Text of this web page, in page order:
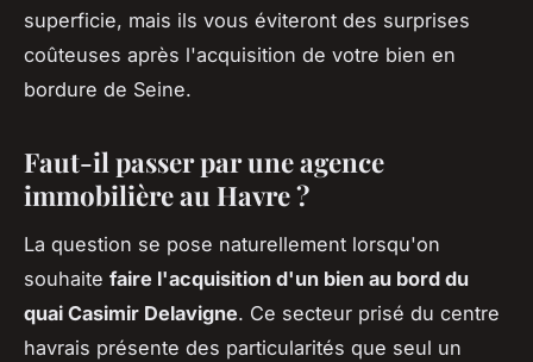
superficie, mais ils vous éviteront des surprises
coûteuses après l'acquisition de votre bien en
bordure de Seine.
Faut-il passer par une agence
immobilière au Havre ?
La question se pose naturellement lorsqu'on
souhaite faire l'acquisition d'un bien au bord du
quai Casimir Delavigne. Ce secteur prisé du centre
havrais présente des particularités que seul un